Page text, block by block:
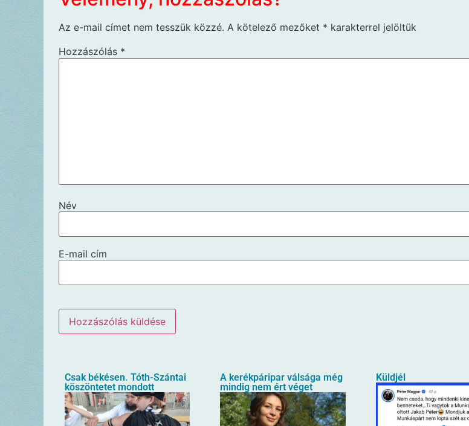
Az e-mail címet nem tesszük közzé. A kötelező mezőket * karakterrel jelöltük
Hozzászólás *
Név
E-mail cím
Csak békésen. Tóth-Szántai
köszöntetet mondott
A kerékpáripar válsága még
mindig nem ért véget
Küldjél